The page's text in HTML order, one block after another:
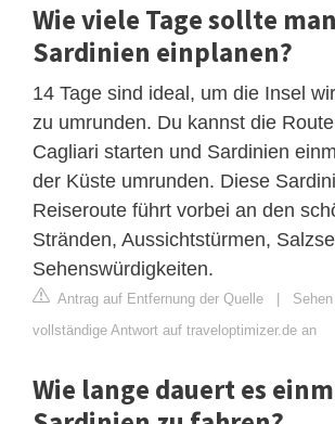
Wie viele Tage sollte
Sardinien einplanen?
14 Tage sind ideal, um die Insel
zu umrunden. Du kannst die
Cagliari starten und Sardinien
der Küste umrunden. Diese
Reiseroute führt vorbei an den
Stränden, Aussichtstürmen,
Sehenswürdigkeiten.
Antrag auf Entfernung der Quelle |
vollständige Antwort auf traveloptimizer.de an
Wie lange dauert es